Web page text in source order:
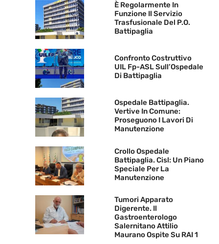
È Regolarmente In
Funzione Il Servizio
Trasfusionale Del P.O.
Battipaglia
Confronto Costruttivo
UIL Fp-ASL Sull’Ospedale
Di Battipaglia
Ospedale Battipaglia.
Vertive In Comune:
Proseguono I Lavori Di
Manutenzione
Crollo Ospedale
Battipaglia. Cisl: Un Piano
Speciale Per La
Manutenzione
Tumori Apparato
Digerente. Il
Gastroenterologo
Salernitano Attilio
Maurano Ospite Su RAI 1